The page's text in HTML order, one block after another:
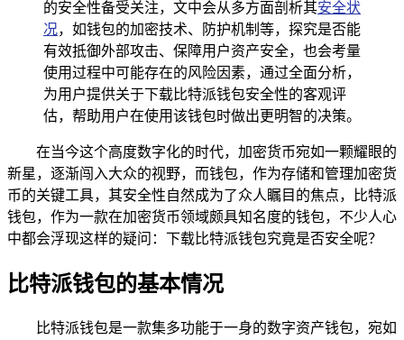
的安全性备受关注，文中会从多方面剖析其安全状
况，如钱包的加密技术、防护机制等，探究是否能
有效抵御外部攻击、保障用户资产安全，也会考量
使用过程中可能存在的风险因素，通过全面分析，
为用户提供关于下载比特派钱包安全性的客观评
估，帮助用户在使用该钱包时做出更明智的决策。
在当今这个高度数字化的时代，加密货币宛如一颗耀眼的
新星，逐渐闯入大众的视野，而钱包，作为存储和管理加密货
币的关键工具，其安全性自然成为了众人瞩目的焦点，比特派
钱包，作为一款在加密货币领域颇具知名度的钱包，不少人心
中都会浮现这样的疑问：下载比特派钱包究竟是否安全呢？
比特派钱包的基本情况
比特派钱包是一款集多功能于一身的数字资产钱包，宛如